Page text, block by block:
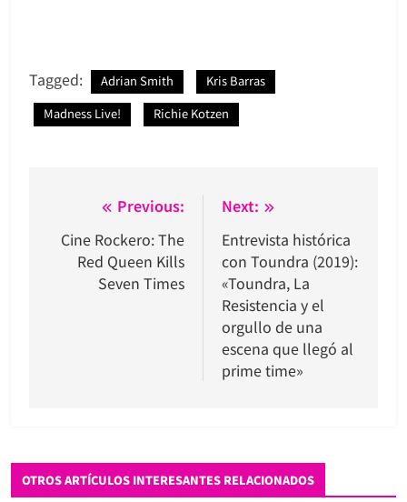
Tagged: Adrian Smith
Kris Barras
Madness Live!
Richie Kotzen
Navegación
de
entradas
Previous:
Cine Rockero: The
Red Queen Kills
Seven Times
Next:
Entrevista histórica
con Toundra (2019):
«Toundra, La
Resistencia y el
orgullo de una
escena que llegó al
prime time»
OTROS ARTÍCULOS INTERESANTES RELACIONADOS